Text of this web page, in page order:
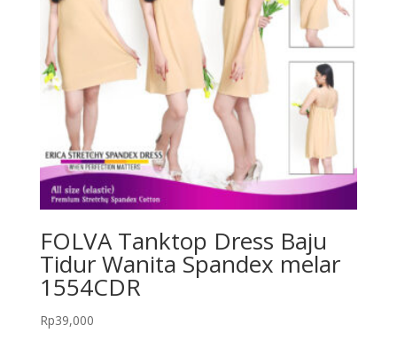
FOLVA Tanktop Dress Baju
Tidur Wanita Spandex melar
1554CDR
Rp39,000